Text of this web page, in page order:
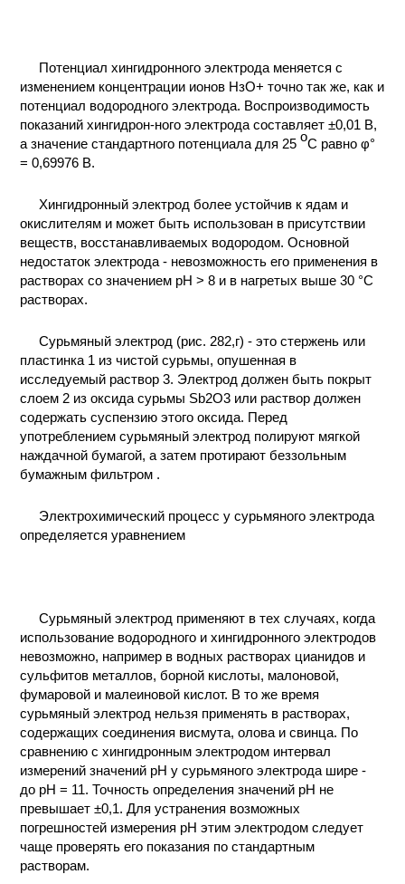
Потенциал хингидронного электрода меняется с
изменением концентрации ионов НзО+ точно так же, как и
потенциал водородного электрода. Воспроизводимость
показаний хингидрон-ного электрода составляет ±0,01 В,
а значение стандартного потенциала для 25oC равно φ°
= 0,69976 В.
Хингидронный электрод более устойчив к ядам и
окислителям и может быть использован в присутствии
веществ, восстанавливаемых водородом. Основной
недостаток электрода - невозможность его применения в
растворах со значением рН > 8 и в нагретых выше 30 °С
растворах.
Сурьмяный электрод (рис. 282,г) - это стержень или
пластинка 1 из чистой сурьмы, опушенная в
исследуемый раствор 3. Электрод должен быть покрыт
слоем 2 из оксида сурьмы Sb2O3 или раствор должен
содержать суспензию этого оксида. Перед
употреблением сурьмяный электрод полируют мягкой
наждачной бумагой, а затем протирают беззольным
бумажным фильтром .
Электрохимический процесс у сурьмяного электрода
определяется уравнением
Сурьмяный электрод применяют в тех случаях, когда
использование водородного и хингидронного электродов
невозможно, например в водных растворах цианидов и
сульфитов металлов, борной кислоты, малоновой,
фумаровой и малеиновой кислот. В то же время
сурьмяный электрод нельзя применять в растворах,
содержащих соединения висмута, олова и свинца. По
сравнению с хингидронным электродом интервал
измерений значений рН у сурьмяного электрода шире -
до рН = 11. Точность определения значений рН не
превышает ±0,1. Для устранения возможных
погрешностей измерения рН этим электродом следует
чаще проверять его показания по стандартным
растворам.